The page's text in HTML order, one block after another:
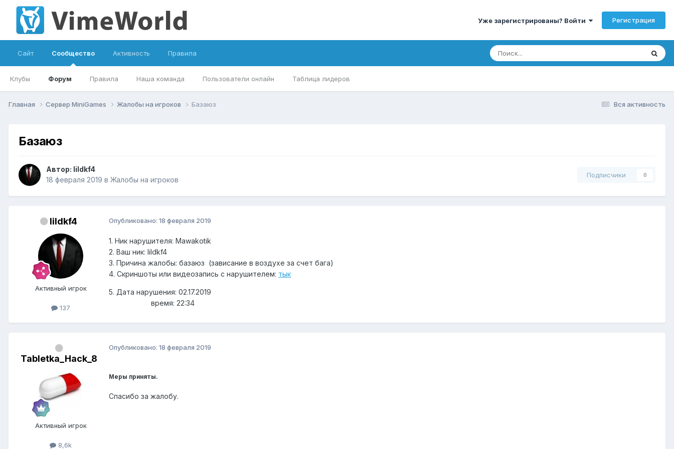
Уже зарегистрированы? Войти Регистрация
Сайт Сообщество
Клубы Форум Правила Наша команда Пользователи онлайн Таблица лидеров
Активность Правила
Вся активность
Главная Сервер MiniGames Жалобы на игроков Базаюз
Базаюз
Автор: IiIdkf4
18 февраля 2019 в Жалобы на игроков
Подписчики 0
IiIdkf4
Активный игрок
137
Опубликовано: 18 февраля 2019
1. Ник нарушителя: Mawakotik
2. Ваш ник: IiIdkf4
3. Причина жалобы: базаюз (зависание в воздухе за счет бага)
4. Скриншоты или видеозапись с нарушителем: тык
5. Дата нарушения: 02.17.2019
время: 22:34
Tabletka_Hack_8
Активный игрок
8,6k
Опубликовано: 18 февраля 2019
Меры приняты.
Спасибо за жалобу.